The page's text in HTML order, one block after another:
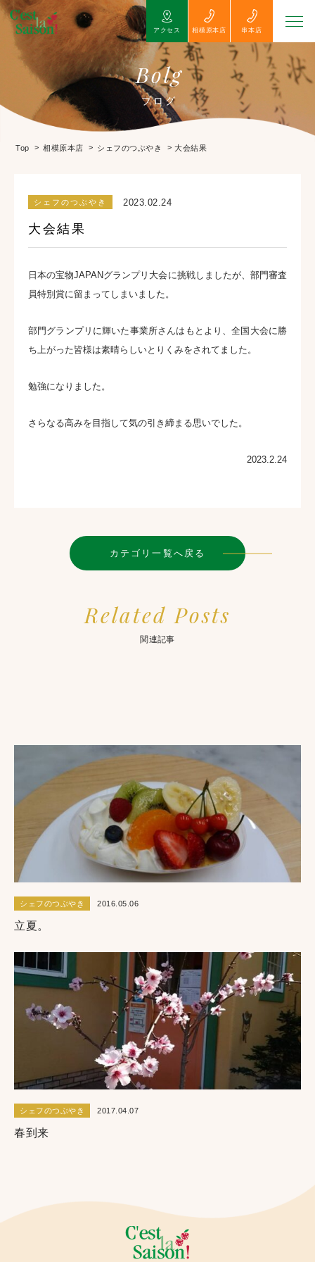
アクセス 相模原本店 串本店
Bolg
ブログ
Top > 相模原本店 > シェフのつぶやき >大会結果
シェフのつぶやき 2023.02.24
大会結果
日本の宝物JAPANグランプリ大会に挑戦しましたが、部門審査
員特別賞に留まってしまいました。
部門グランプリに輝いた事業所さんはもとより、全国大会に勝
ち上がった皆様は素晴らしいとりくみをされてました。
勉強になりました。
さらなる高みを目指して気の引き締まる思いでした。
2023.2.24
カテゴリ一覧へ戻る
Related Posts
関連記事
2016.10.08
近郊の風景
シェフのつぶやき 2016.05.06
立夏。
シェフのつぶやき 2017.04.07
春到来